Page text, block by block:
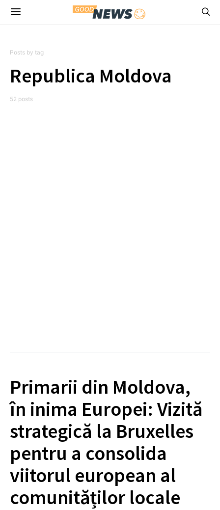
Posts by tag
Republica Moldova
52 posts
Primarii din Moldova,
în inima Europei: Vizită
strategică la Bruxelles
pentru a consolida
viitorul european al
comunităților locale